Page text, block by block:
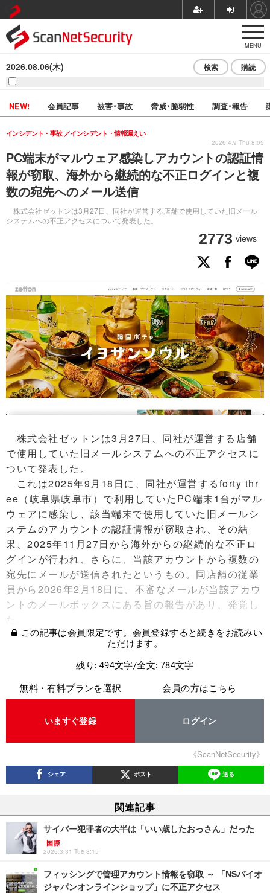
MENU
2026.08.06(木) 検索 購読
NEW! 会員記事 被害･事故 脅威･脆弱性 調査･報告
PC端末がマルウェア感染しアカウントの認証情
報が窃取、海外から継続的な不正ログインと複
数の宛先へのメール送信
株式会社ゼットンは3月27日、同社が運営する店舗で使用していた旧メール
システムへの不正アクセスについて発表した。
インシデント・事故 インシデント・情報漏えい
2773 views
2026.4.9 Thu 8:05
株式会社ゼットンは3月27日、同社が運営する店舗
で使用していた旧メールシステムへの不正アクセスに
ついて発表した。
これは2025年9月18日に、同社が運営するforty thr
ee（岐阜県岐阜市）で利用していたPC端末1台がマル
ウェアに感染し、該当端末で使用していた旧メールシ
ステムのアカウントの認証情報が窃取され、その結
果、2025年11月27日から海外からの継続的な不正ロ
グインが行われ、さらに、当該アカウントから複数の
宛先にメールが送信されたというもの。同店舗の従業
員から2026年2月18日に、不審なメールが当該アカウ
ントのメールボックスにある旨の報告があり、発覚し
た。
この記事は会員限定です。会員登録すると続きをお読みい
ただけます。
残り: 494文字/全文: 784文字
無料・有料プランを選択
いますぐ登録
会員の方はこちら
ログイン
《ScanNetSecurity》
シェア ポスト 送る
関連記事
サイバー犯罪者の大半は「いい歳したおっさん」だった
国際
2026.3.31 Tue 8:15
フィッシングで管理アカウント情報を窃取 ～ 「NSバイオ
ジャパンオンラインショップ」に不正アクセス